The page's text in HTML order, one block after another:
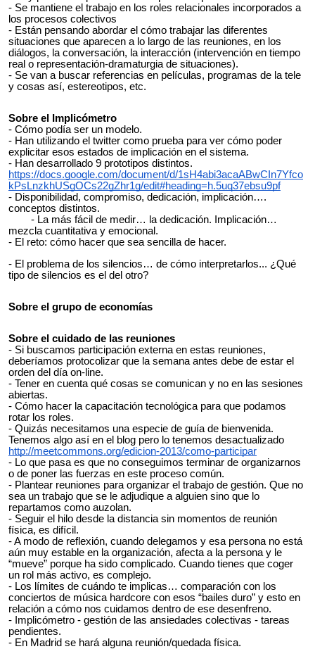
- Se mantiene el trabajo en los roles relacionales incorporados a
los procesos colectivos
- Están pensando abordar el cómo trabajar las diferentes
situaciones que aparecen a lo largo de las reuniones, en los
diálogos, la conversación, la interacción (intervención en tiempo
real o representación-dramaturgia de situaciones).
- Se van a buscar referencias en películas, programas de la tele
y cosas así, estereotipos, etc.
Sobre el Implicómetro
- Cómo podía ser un modelo.
- Han utilizando el twitter como prueba para ver cómo poder
explicitar esos estados de implicación en el sistema.
- Han desarrollado 9 prototipos distintos.
https://docs.google.com/document/d/1sH4abi3acaABwCIn7Yfco
kPsLnzkhUSgOCs22gZhr1g/edit#heading=h.5uq37ebsu9pf
- Disponibilidad, compromiso, dedicación, implicación….
conceptos distintos.
- La más fácil de medir… la dedicación. Implicación…
mezcla cuantitativa y emocional.
- El reto: cómo hacer que sea sencilla de hacer.
- El problema de los silencios… de cómo interpretarlos... ¿Qué
tipo de silencios es el del otro?
Sobre el grupo de economías
Sobre el cuidado de las reuniones
- Si buscamos participación externa en estas reuniones,
deberíamos protocolizar que la semana antes debe de estar el
orden del día on-line.
- Tener en cuenta qué cosas se comunican y no en las sesiones
abiertas.
- Cómo hacer la capacitación tecnológica para que podamos
rotar los roles.
- Quizás necesitamos una especie de guía de bienvenida.
Tenemos algo así en el blog pero lo tenemos desactualizado
http://meetcommons.org/edicion-2013/como-participar
- Lo que pasa es que no conseguimos terminar de organizarnos
o de poner las fuerzas en este proceso común.
- Plantear reuniones para organizar el trabajo de gestión. Que no
sea un trabajo que se le adjudique a alguien sino que lo
repartamos como auzolan.
- Seguir el hilo desde la distancia sin momentos de reunión
física, es difícil.
- A modo de reflexión, cuando delegamos y esa persona no está
aún muy estable en la organización, afecta a la persona y le
“mueve” porque ha sido complicado. Cuando tienes que coger
un rol más activo, es complejo.
- Los límites de cuándo te implicas… comparación con los
conciertos de música hardcore con esos “bailes duro” y esto en
relación a cómo nos cuidamos dentro de ese desenfreno.
- Implicómetro - gestión de las ansiedades colectivas - tareas
pendientes.
- En Madrid se hará alguna reunión/quedada física.